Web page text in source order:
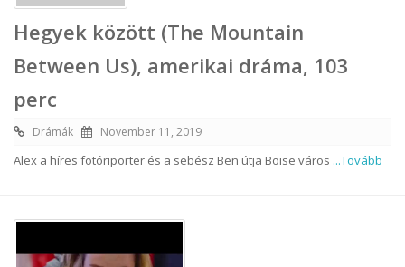
Hegyek között (The Mountain
Between Us), amerikai dráma, 103
perc
Drámák November 11, 2019
Alex a híres fotóriporter és a sebész Ben útja Boise város ...Tovább